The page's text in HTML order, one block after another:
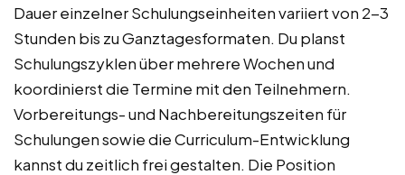
Dauer einzelner Schulungseinheiten variiert von 2-3
Stunden bis zu Ganztagesformaten. Du planst
Schulungszyklen über mehrere Wochen und
koordinierst die Termine mit den Teilnehmern.
Vorbereitungs- und Nachbereitungszeiten für
Schulungen sowie die Curriculum-Entwicklung
kannst du zeitlich frei gestalten. Die Position